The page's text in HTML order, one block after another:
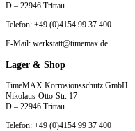
D – 22946 Trittau
Telefon: +49 (0)4154 99 37 400
E-Mail: werkstatt@timemax.de
Lager & Shop
TimeMAX Korrosionsschutz GmbH
Nikolaus-Otto-Str. 17
D – 22946 Trittau
Telefon: +49 (0)4154 99 37 400